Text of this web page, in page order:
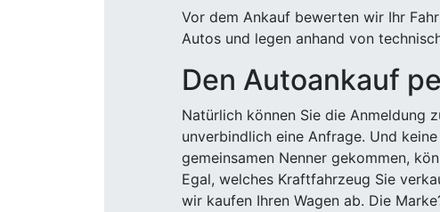
Vor dem Ankauf bewerten wir Ihr
Autos und legen anhand von
Den Autoankauf
Natürlich können Sie die Anmeldung
unverbindlich eine Anfrage. Und
gemeinsamen Nenner gekommen,
Egal, welches Kraftfahrzeug Sie
wir kaufen Ihren Wagen ab. Die